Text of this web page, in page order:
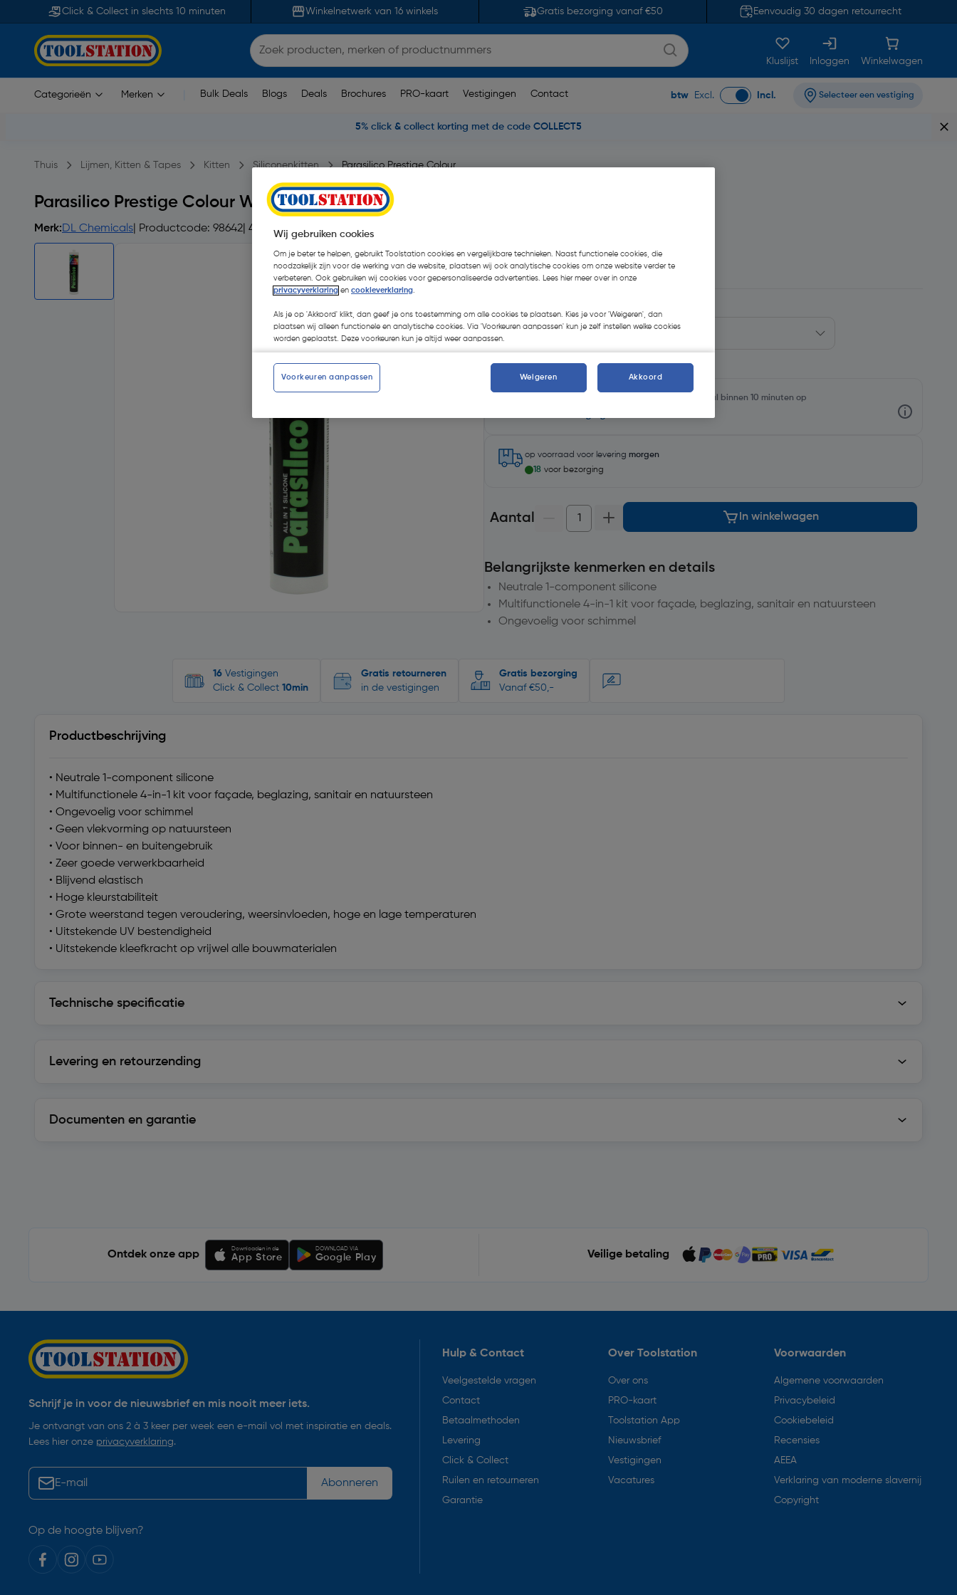
Click & Collect in slechts 10 minuten Winkelnetwerk van 16 winkels Gratis bezorging vanaf €50 Eenvoudig 30 dagen retourrecht
Kluslijst Inloggen Winkelwagen
Categorieën Merken Bulk Deals Blogs Deals Brochures PRO-kaart Vestigingen Contact btw Excl. Incl. Selecteer een vestiging
5% click & collect korting met de code COLLECT5
Thuis Lijmen, Kitten & Tapes Kitten Siliconenkitten Parasilico Prestige Colour
Parasilico Prestige Colour Wit RAL9010 300ml
Merk:DL Chemicals | Productcode: 98642 | 4.8 | Stuk
€ 8,95| Excl. btw € 7,40 € 29,83/L
Selecteer winkel - Bekijk voorraadniveaus en haal binnen 10 minuten op
op voorraad voor levering morgen
18 voor bezorging
Aantal In winkelwagen
Belangrijkste kenmerken en details
Neutrale 1-component silicone
Multifunctionele 4-in-1 kit voor façade, beglazing, sanitair en natuursteen
Ongevoelig voor schimmel
16 Vestigingen
Click & Collect 10min
Gratis retourneren
in de vestigingen
Gratis bezorging
Vanaf €50,-
Productbeschrijving
• Neutrale 1-component silicone
• Multifunctionele 4-in-1 kit voor façade, beglazing, sanitair en natuursteen
• Ongevoelig voor schimmel
• Geen vlekvorming op natuursteen
• Voor binnen- en buitengebruik
• Zeer goede verwerkbaarheid
• Blijvend elastisch
• Hoge kleurstabiliteit
• Grote weerstand tegen veroudering, weersinvloeden, hoge en lage temperaturen
• Uitstekende UV bestendigheid
• Uitstekende kleefkracht op vrijwel alle bouwmaterialen
Technische specificatie
Levering en retourzending
Documenten en garantie
Ontdek onze app
Downloaden in de
App Store
DOWNLOAD VIA
Google Play Veilige betaling
Schrijf je in voor de nieuwsbrief en mis nooit meer iets.
Je ontvangt van ons 2 à 3 keer per week een e-mail vol met inspiratie en deals.
Lees hier onze privacyverklaring.
Abonneren
Op de hoogte blijven?
Hulp & Contact
Veelgestelde vragen
Contact
Betaalmethoden
Levering
Click & Collect
Ruilen en retourneren
Garantie
Over Toolstation
Over ons
PRO-kaart
Toolstation App
Nieuwsbrief
Vestigingen
Vacatures
Voorwaarden
Algemene voorwaarden
Privacybeleid
Cookiebeleid
Recensies
AEEA
Verklaring van moderne slavernij
Copyright
Wij gebruiken cookies
Om je beter te helpen, gebruikt Toolstation cookies en vergelijkbare technieken. Naast functionele cookies, die
noodzakelijk zijn voor de werking van de website, plaatsen wij ook analytische cookies om onze website verder te
verbeteren. Ook gebruiken wij cookies voor gepersonaliseerde advertenties. Lees hier meer over in onze
privacyverklaring en cookieverklaring.
Als je op 'Akkoord' klikt, dan geef je ons toestemming om alle cookies te plaatsen. Kies je voor 'Weigeren', dan
plaatsen wij alleen functionele en analytische cookies. Via 'Voorkeuren aanpassen' kun je zelf instellen welke cookies
worden geplaatst. Deze voorkeuren kun je altijd weer aanpassen.
Voorkeuren aanpassen Weigeren Akkoord